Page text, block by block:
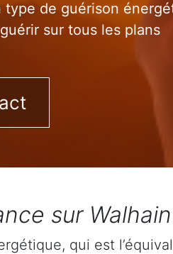
de guérison
sur tous les plans
sur
qui est